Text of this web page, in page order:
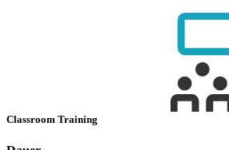
Classroom Training